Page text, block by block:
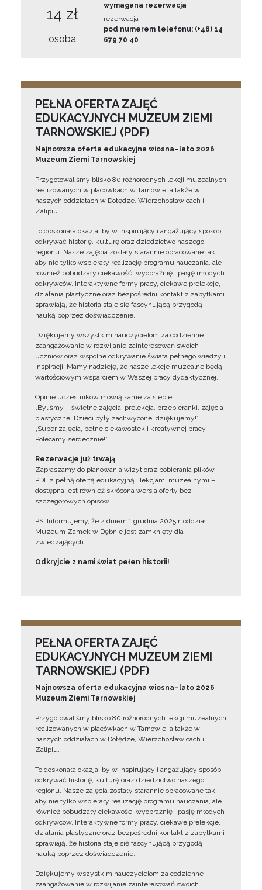
14 zł
osoba
wymagana rezerwacja
rezerwacja
pod numerem telefonu: (+48) 14
679 70 40
PEŁNA OFERTA ZAJĘĆ
EDUKACYJNYCH MUZEUM ZIEMI
TARNOWSKIEJ (PDF)
Najnowsza oferta edukacyjna wiosna–lato 2026
Muzeum Ziemi Tarnowskiej
Przygotowaliśmy blisko 80 różnorodnych lekcji muzealnych
realizowanych w placówkach w Tarnowie, a także w
naszych oddziałach w Dołędze, Wierzchosławicach i
Zalipiu.
To doskonała okazja, by w inspirujący i angażujący sposób
odkrywać historię, kulturę oraz dziedzictwo naszego
regionu. Nasze zajęcia zostały starannie opracowane tak,
aby nie tylko wspierały realizację programu nauczania, ale
również pobudzały ciekawość, wyobraźnię i pasję młodych
odkrywców. Interaktywne formy pracy, ciekawe prelekcje,
działania plastyczne oraz bezpośredni kontakt z zabytkami
sprawiają, że historia staje się fascynującą przygodą i
nauką poprzez doświadczenie.
Dziękujemy wszystkim nauczycielom za codzienne
zaangażowanie w rozwijanie zainteresowań swoich
uczniów oraz wspólne odkrywanie świata pełnego wiedzy i
inspiracji. Mamy nadzieję, że nasze lekcje muzealne będą
wartościowym wsparciem w Waszej pracy dydaktycznej.
Opinie uczestników mówią same za siebie:
„Byliśmy – świetne zajęcia, prelekcja, przebieranki, zajęcia
plastyczne. Dzieci były zachwycone, dziękujemy!”
„Super zajęcia, pełne ciekawostek i kreatywnej pracy.
Polecamy serdecznie!”
Rezerwacje już trwają
Zapraszamy do planowania wizyt oraz pobierania plików
PDF z pełną ofertą edukacyjną i lekcjami muzealnymi –
dostępna jest również skrócona wersja oferty bez
szczegółowych opisów.
PS. Informujemy, że z dniem 1 grudnia 2025 r. oddział
Muzeum Zamek w Dębnie jest zamknięty dla
zwiedzających.
Odkryjcie z nami świat pełen historii!
PEŁNA OFERTA ZAJĘĆ
EDUKACYJNYCH MUZEUM ZIEMI
TARNOWSKIEJ (PDF)
Najnowsza oferta edukacyjna wiosna–lato 2026
Muzeum Ziemi Tarnowskiej
Przygotowaliśmy blisko 80 różnorodnych lekcji muzealnych
realizowanych w placówkach w Tarnowie, a także w
naszych oddziałach w Dołędze, Wierzchosławicach i
Zalipiu.
To doskonała okazja, by w inspirujący i angażujący sposób
odkrywać historię, kulturę oraz dziedzictwo naszego
regionu. Nasze zajęcia zostały starannie opracowane tak,
aby nie tylko wspierały realizację programu nauczania, ale
również pobudzały ciekawość, wyobraźnię i pasję młodych
odkrywców. Interaktywne formy pracy, ciekawe prelekcje,
działania plastyczne oraz bezpośredni kontakt z zabytkami
sprawiają, że historia staje się fascynującą przygodą i
nauką poprzez doświadczenie.
Dziękujemy wszystkim nauczycielom za codzienne
zaangażowanie w rozwijanie zainteresowań swoich